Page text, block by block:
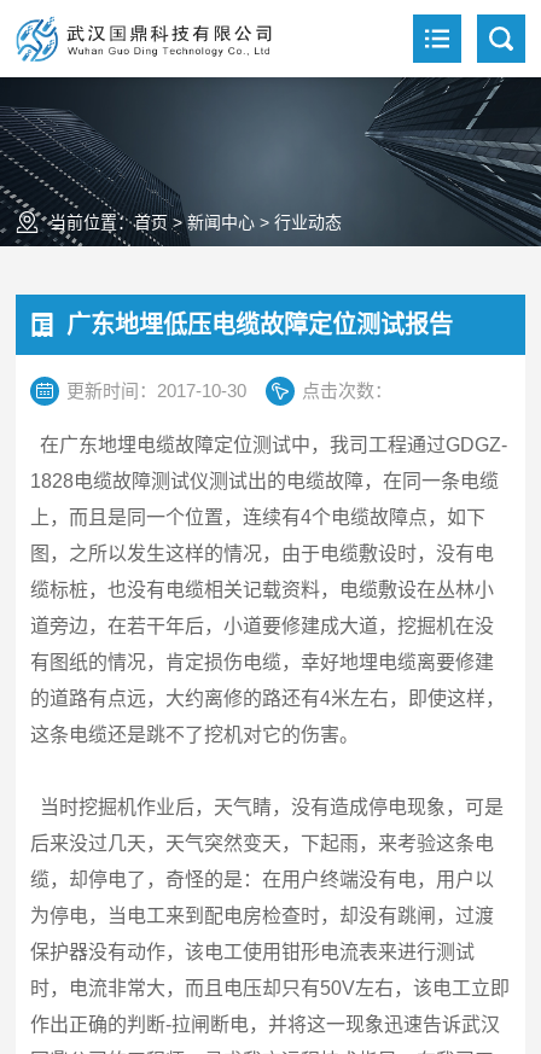
当前位置：首页 >新闻中心 >行业动态
广东地埋低压电缆故障定位测试报告
更新时间：2017-10-30 点击次数：
在广东地埋电缆故障定位测试中，我司工程通过GDGZ-
1828电缆故障测试仪测试出的电缆故障，在同一条电缆
上，而且是同一个位置，连续有4个电缆故障点，如下
图，之所以发生这样的情况，由于电缆敷设时，没有电
缆标桩，也没有电缆相关记载资料，电缆敷设在丛林小
道旁边，在若干年后，小道要修建成大道，挖掘机在没
有图纸的情况，肯定损伤电缆，幸好地埋电缆离要修建
的道路有点远，大约离修的路还有4米左右，即使这样，
这条电缆还是跳不了挖机对它的伤害。
当时挖掘机作业后，天气睛，没有造成停电现象，可是
后来没过几天，天气突然变天，下起雨，来考验这条电
缆，却停电了，奇怪的是：在用户终端没有电，用户以
为停电，当电工来到配电房检查时，却没有跳闸，过渡
保护器没有动作，该电工使用钳形电流表来进行测试
时，电流非常大，而且电压却只有50V左右，该电工立即
作出正确的判断-拉闸断电，并将这一现象迅速告诉武汉